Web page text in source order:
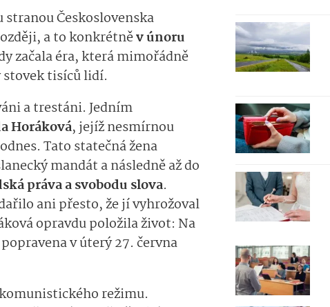
Československa
a to konkrétněv únoru
začala éra, která mimořádně
stovek tisíců lidí.
a trestáni. Jedním
Horáková, jejíž nesmírnou
Tato statečná žena
mandát a následně až do
práva a svobodu slova.
ani přesto, že jí vyhrožoval
opravdu položila život: Na
v úterý 27. června
režimu.